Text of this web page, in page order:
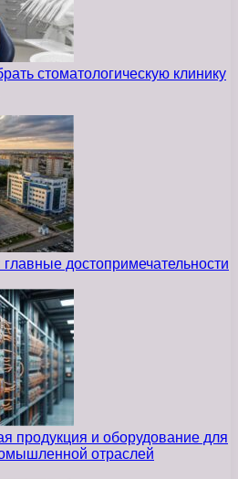
стоматологическую клинику
достопримечательности
продукция и оборудование для
отраслей